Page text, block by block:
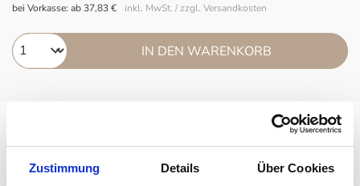
Zustimmung Details Über Cookies
inkl. MwSt. / zzgl. Versandkosten
bei Vorkasse: ab 37,83 €
IN DEN WARENKORB
Audo Kubus Audo Frame